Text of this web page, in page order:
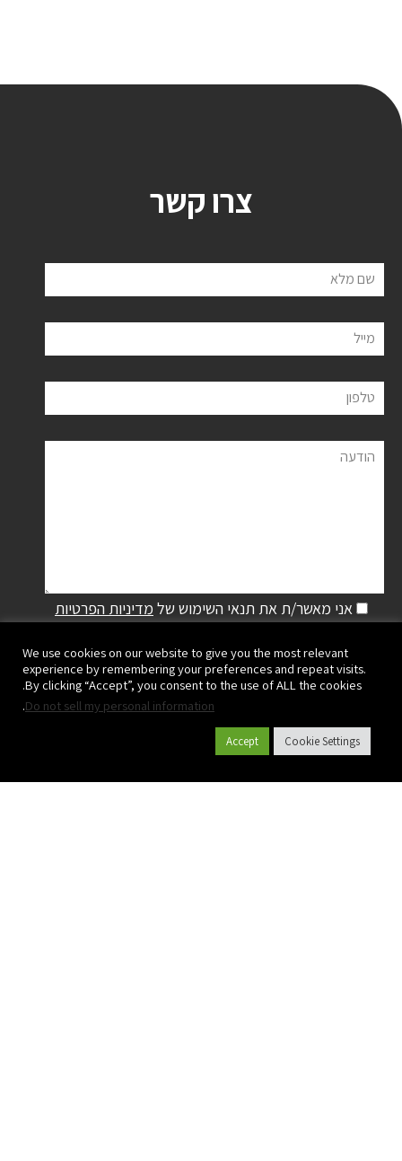
צרו קשר
שם מלא
מייל
טלפון
הודעה
אני מאשר/ת את תנאי השימוש של מדיניות הפרטיות
פלסאון ישראל שיווק והפצה בע"מ | קיבוץ מעגן מיכאל,
We use cookies on our website to give you the most relevant
experience by remembering your preferences and repeat visits.
By clicking “Accept”, you consent to the use of ALL the cookies.
Do not sell my personal information
.
Cookie Settings
Accept